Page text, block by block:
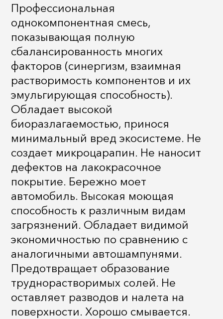
Профессиональная
однокомпонентная смесь,
показывающая полную
сбалансированность многих
факторов (синергизм, взаимная
растворимость компонентов и их
эмульгирующая способность).
Обладает высокой
биоразлагаемостью, принося
минимальный вред экосистеме. Не
создает микроцарапин. Не наносит
дефектов на лакокрасочное
покрытие. Бережно моет
автомобиль. Высокая моющая
способность к различным видам
загрязнений. Обладает видимой
экономичностью по сравнению с
аналогичными автошампунями.
Предотвращает образование
труднорастворимых солей. Не
оставляет разводов и налета на
поверхности. Хорошо смывается.